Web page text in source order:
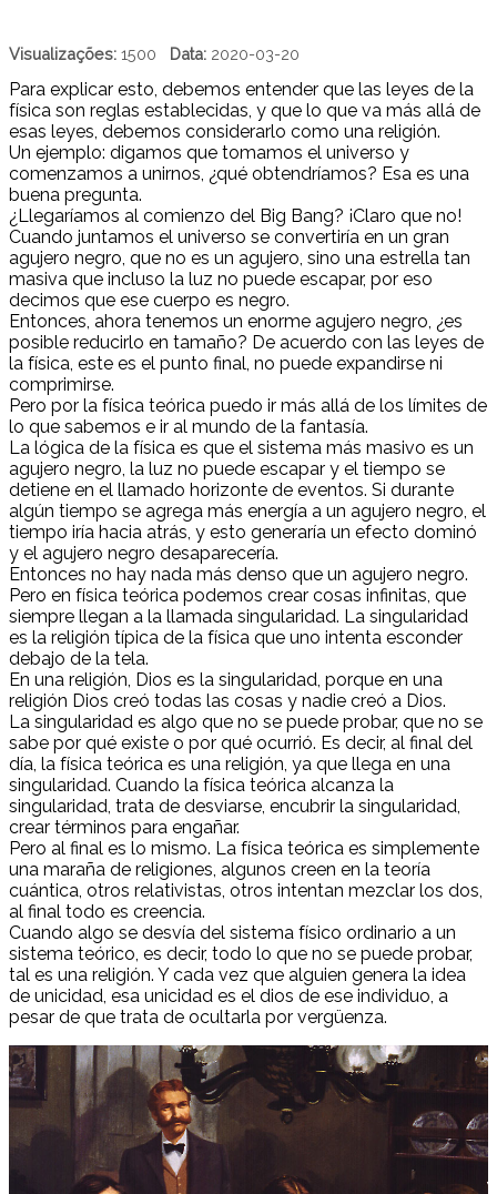
Visualizações: 1500 Data: 2020-03-20
Para explicar esto, debemos entender que las leyes de la
física son reglas establecidas, y que lo que va más allá de
esas leyes, debemos considerarlo como una religión.
Un ejemplo: digamos que tomamos el universo y
comenzamos a unirnos, ¿qué obtendríamos? Esa es una
buena pregunta.
¿Llegaríamos al comienzo del Big Bang? ¡Claro que no!
Cuando juntamos el universo se convertiría en un gran
agujero negro, que no es un agujero, sino una estrella tan
masiva que incluso la luz no puede escapar, por eso
decimos que ese cuerpo es negro.
Entonces, ahora tenemos un enorme agujero negro, ¿es
posible reducirlo en tamaño? De acuerdo con las leyes de
la física, este es el punto final, no puede expandirse ni
comprimirse.
Pero por la física teórica puedo ir más allá de los límites de
lo que sabemos e ir al mundo de la fantasía.
La lógica de la física es que el sistema más masivo es un
agujero negro, la luz no puede escapar y el tiempo se
detiene en el llamado horizonte de eventos. Si durante
algún tiempo se agrega más energía a un agujero negro, el
tiempo iría hacia atrás, y esto generaría un efecto dominó
y el agujero negro desaparecería.
Entonces no hay nada más denso que un agujero negro.
Pero en física teórica podemos crear cosas infinitas, que
siempre llegan a la llamada singularidad. La singularidad
es la religión típica de la física que uno intenta esconder
debajo de la tela.
En una religión, Dios es la singularidad, porque en una
religión Dios creó todas las cosas y nadie creó a Dios.
La singularidad es algo que no se puede probar, que no se
sabe por qué existe o por qué ocurrió. Es decir, al final del
día, la física teórica es una religión, ya que llega en una
singularidad. Cuando la física teórica alcanza la
singularidad, trata de desviarse, encubrir la singularidad,
crear términos para engañar.
Pero al final es lo mismo. La física teórica es simplemente
una maraña de religiones, algunos creen en la teoría
cuántica, otros relativistas, otros intentan mezclar los dos,
al final todo es creencia.
Cuando algo se desvía del sistema físico ordinario a un
sistema teórico, es decir, todo lo que no se puede probar,
tal es una religión. Y cada vez que alguien genera la idea
de unicidad, esa unicidad es el dios de ese individuo, a
pesar de que trata de ocultarla por vergüenza.